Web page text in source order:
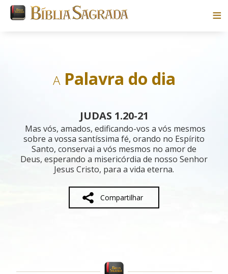
Blog
Parceiros
Sobre
APalavra do dia
JUDAS 1.20-21
Mas vós, amados, edificando-vos a vós mesmos
sobre a vossa santíssima fé, orando no Espírito
Santo, conservai a vós mesmos no amor de
Deus, esperando a misericórdia de nosso Senhor
Jesus Cristo, para a vida eterna.
Compartilhar